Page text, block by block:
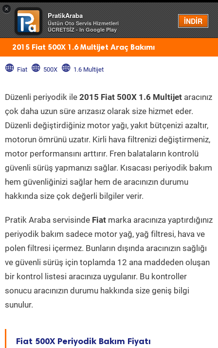
×
PratikAraba
Üstün Oto Servis Hizmetleri
ÜCRETSİZ - In Google Play
İNDİR
Menü
2015 Fiat 500X 1.6 Multijet Araç Bakımı
Fiat 500X 1.6 Multijet
Düzenli periyodik ile 2015 Fiat 500X 1.6 Multijet aracınız
çok daha uzun süre arızasız olarak size hizmet eder.
Düzenli değiştirdiğiniz motor yağı, yakıt bütçenizi azaltır,
motorun ömrünü uzatır. Kirli hava filtrenizi değiştirmeniz,
motor performansını arttırır. Fren balataların kontrolü
güvenli sürüş yapmanızı sağlar. Kısacası periyodik bakım
hem güvenliğinizi sağlar hem de aracınızın durumu
hakkında size çok değerli bilgiler verir.
Pratik Araba servisinde Fiat marka aracınıza yaptırdığınız
periyodik bakım sadece motor yağ, yağ filtresi, hava ve
polen filtresi içermez. Bunların dışında aracınızın sağlığı
ve güvenli sürüş için toplamda 12 ana maddeden oluşan
bir kontrol listesi aracınıza uygulanır. Bu kontroller
sonucu aracınızın durumu hakkında size geniş bilgi
sunulur.
Fiat 500X Periyodik Bakım Fiyatı